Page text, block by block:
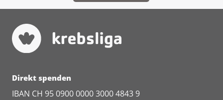
Direkt spenden
IBAN CH 95 0900 0000 3000 4843 9